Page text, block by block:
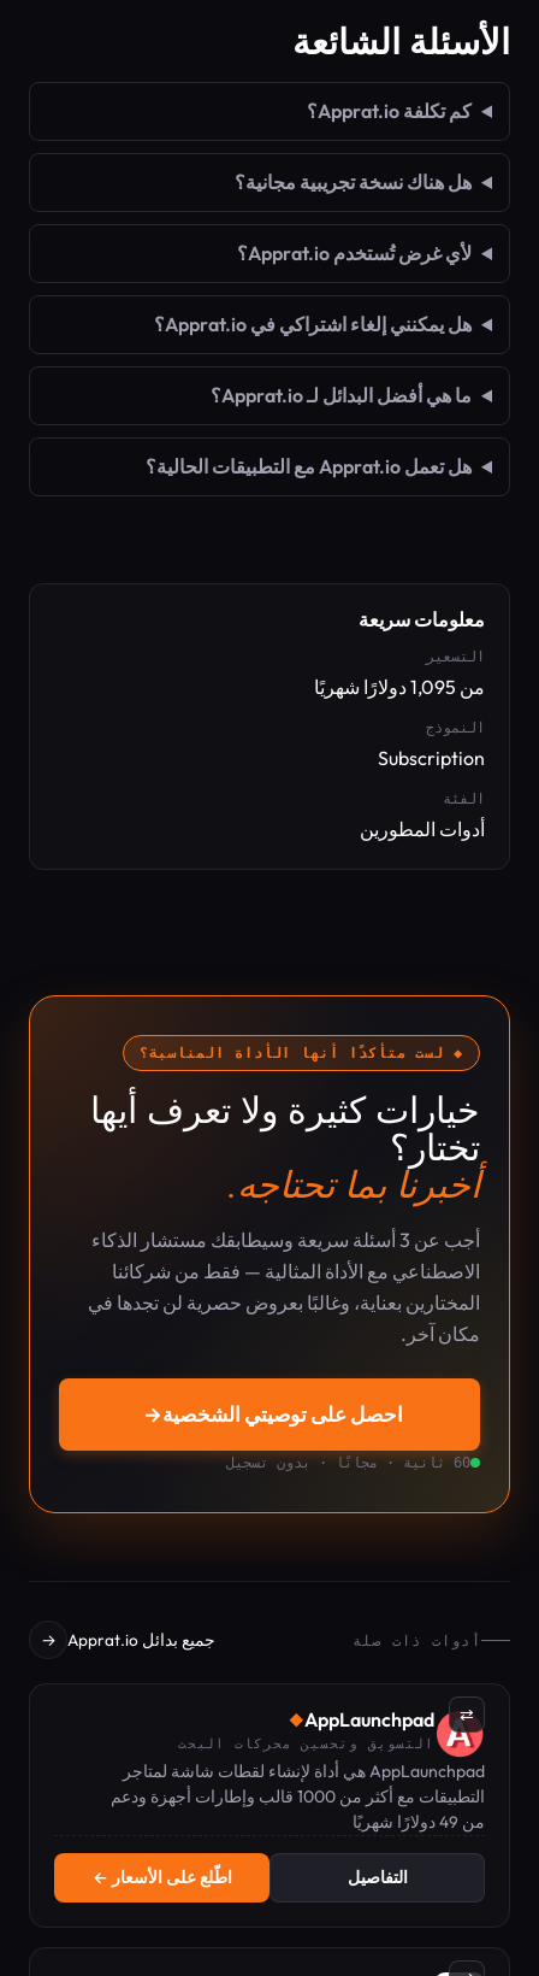
الأسئلة الشائعة
كم تكلفة Apprat.io؟
هل هناك نسخة تجريبية مجانية؟
لأي غرض تُستخدم Apprat.io؟
هل يمكنني إلغاء اشتراكي في Apprat.io؟
ما هي أفضل البدائل لـ Apprat.io؟
هل تعمل Apprat.io مع التطبيقات الحالية؟
معلومات سريعة
التسعير
من 1,095 دولارًا شهريًا
النموذج
Subscription
الفئة
أدوات المطورين
◆ لست متأكدًا أنها الأداة المناسبة؟
خيارات كثيرة ولا تعرف أيها
تختار؟
أخبرنا بما تحتاجه.
أجب عن 3 أسئلة سريعة وسيطابقك مستشار الذكاء
الاصطناعي مع الأداة المثالية — فقط من شركائنا
المختارين بعناية، وغالبًا بعروض حصرية لن تجدها في
مكان آخر.
احصل على توصيتي الشخصية→
60 ثانية · مجانًا · بدون تسجيل
أدوات ذات صلة جميع بدائل Apprat.io →
⇄
AppLaunchpad
◆
التسويق وتحسين محركات البحث
AppLaunchpad هي أداة لإنشاء لقطات شاشة لمتاجر
التطبيقات مع أكثر من 1000 قالب وإطارات أجهزة ودعم
الترجمة لمتاجر App Store وGoogle Play.
من 49 دولارًا شهريًا
التفاصيل اطّلع على الأسعار ←